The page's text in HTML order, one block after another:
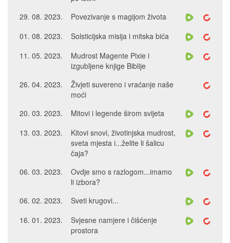
29. 08. 2023.
Povezivanje s magijom života
01. 08. 2023.
Solsticijska misija i mitska bića
11. 05. 2023.
Mudrost Magente Pixie i
izgubljene knjige Biblije
26. 04. 2023.
Živjeti suvereno i vraćanje naše
moći
20. 03. 2023.
Mitovi i legende širom svijeta
13. 03. 2023.
Kitovi snovi, životinjska mudrost,
sveta mjesta i...želite li šalicu
čaja?
06. 03. 2023.
Ovdje smo s razlogom...imamo
li izbora?
06. 02. 2023.
Sveti krugovi...
16. 01. 2023.
Svjesne namjere i čišćenje
prostora